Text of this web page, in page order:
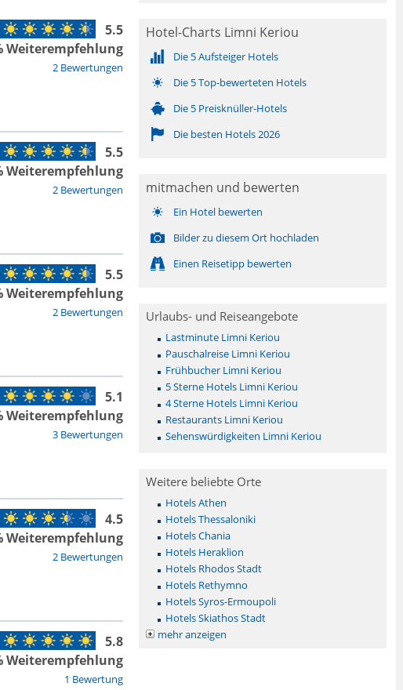
2 Bewertungen
5.5
Weiterempfehlung
2 Bewertungen
5.5
Weiterempfehlung
2 Bewertungen
5.5
Weiterempfehlung
3 Bewertungen
5.1
Weiterempfehlung
2 Bewertungen
4.5
Weiterempfehlung
1 Bewertung
5.8
Weiterempfehlung
Hotel-Charts Limni Keriou
Die 5 Aufsteiger Hotels
Die 5 Top-bewerteten Hotels
Die 5 Preisknüller-Hotels
Die besten Hotels 2026
mitmachen und bewerten
Ein Hotel bewerten
Bilder zu diesem Ort hochladen
Einen Reisetipp bewerten
Urlaubs- und Reiseangebote
Lastminute Limni Keriou
Pauschalreise Limni Keriou
Frühbucher Limni Keriou
5 Sterne Hotels Limni Keriou
4 Sterne Hotels Limni Keriou
Restaurants Limni Keriou
Sehenswürdigkeiten Limni Keriou
Weitere beliebte Orte
Hotels Athen
Hotels Thessaloniki
Hotels Chania
Hotels Heraklion
Hotels Rhodos Stadt
Hotels Rethymno
Hotels Syros-Ermoupoli
Hotels Skiathos Stadt
mehr anzeigen